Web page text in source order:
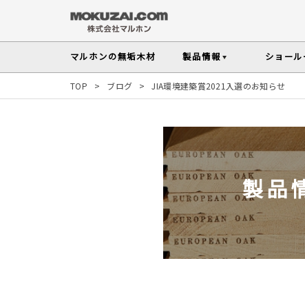
マルホンの無垢木材 製品情報
フローリング
その他の内装部材・製品
樹種別製品マップ
ショール
ショールームTOP
Instagram投稿実例
インテリアスタイル
から探す
木材の基礎知
人気の樹種
よく選ばれる樹種をピックアップ
木の種類・知識TOP
メンテナンスの
塗料・メンテナンス用
マルホンのオリジナル塗料Arbor(アーバー)シ
す
TOP > ブログ > JIA環境建築賞2021入選のお知らせ
製品